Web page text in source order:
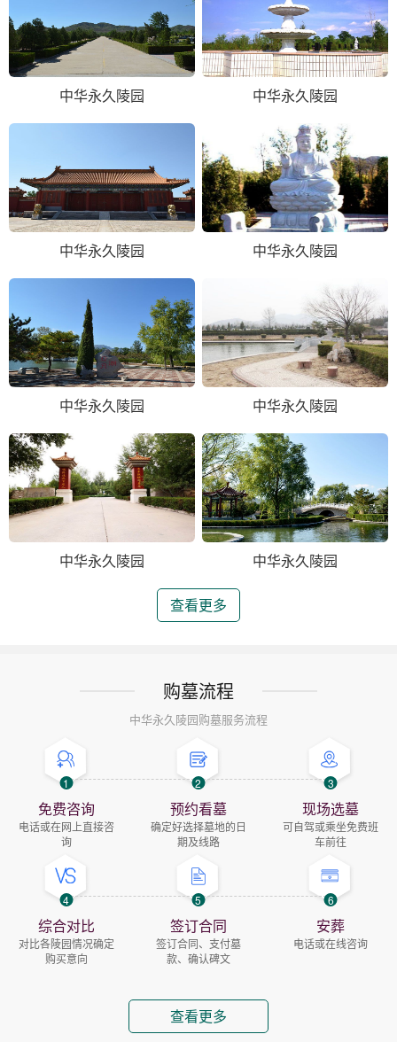
中华永久陵园 中华永久陵园
中华永久陵园 中华永久陵园
中华永久陵园 中华永久陵园
中华永久陵园 中华永久陵园
查看更多
购墓流程
中华永久陵园购墓服务流程
1
免费咨询
电话或在网上直接咨
询
2
预约看墓
确定好选择墓地的日
期及线路
3
现场选墓
可自驾或乘坐免费班
车前往
4
综合对比
对比各陵园情况确定
购买意向
5
签订合同
签订合同、支付墓
款、确认碑文
6
安葬
电话或在线咨询
查看更多